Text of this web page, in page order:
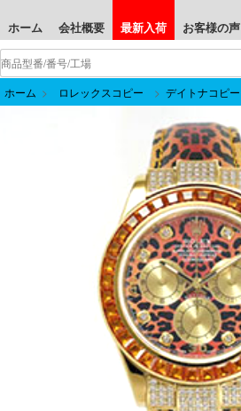
ホーム 会社概要 最新入荷 お客様の声
ホーム > ロレックスコピー > デイトナコピー